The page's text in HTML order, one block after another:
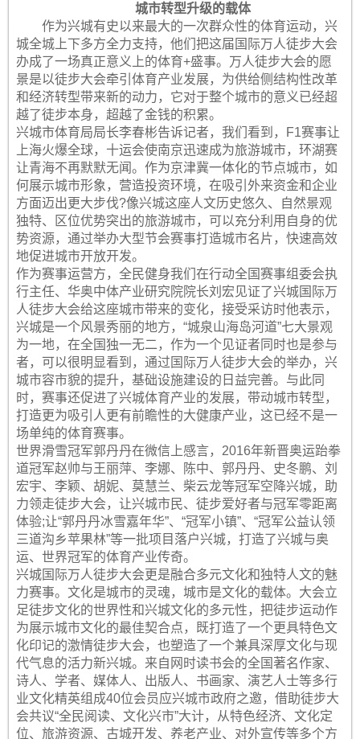
城市转型升级的载体
作为兴城有史以来最大的一次群众性的体育运动，兴
城全城上下多方全力支持，他们把这届国际万人徒步大会
办成了一场真正意义上的体育+盛事。万人徒步大会的愿
景是以徒步大会牵引体育产业发展，为供给侧结构性改革
和经济转型带来新的动力，它对于整个城市的意义已经超
越了徒步本身，超越了金钱的积累。
兴城市体育局局长李春彬告诉记者，我们看到，F1赛事让
上海火爆全球，十运会使南京迅速成为旅游城市，环湖赛
让青海不再默默无闻。作为京津冀一体化的节点城市，如
何展示城市形象，营造投资环境，在吸引外来资金和企业
方面迈出更大步伐?像兴城这座人文历史悠久、自然景观
独特、区位优势突出的旅游城市，可以充分利用自身的优
势资源，通过举办大型节会赛事打造城市名片，快速高效
地促进城市开放开发。
作为赛事运营方，全民健身我们在行动全国赛事组委会执
行主任、华奥中体产业研究院院长刘宏见证了兴城国际万
人徒步大会给这座城市带来的变化，接受采访时他表示，
兴城是一个风景秀丽的地方，“城泉山海岛河道”七大景观
为一地，在全国独一无二，作为一个见证者同时也是参与
者，可以很明显看到，通过国际万人徒步大会的举办，兴
城市容市貌的提升，基础设施建设的日益完善。与此同
时，赛事还促进了兴城体育产业的发展，带动城市转型，
打造更为吸引人更有前瞻性的大健康产业，这已经不是一
场单纯的体育赛事。
世界滑雪冠军郭丹丹在微信上感言，2016年新晋奥运跆拳
道冠军赵帅与王丽萍、李娜、陈中、郭丹丹、史冬鹏、刘
宏宇、李颖、胡妮、莫慧兰、柴云龙等冠军空降兴城，助
力领走徒步大会，让兴城市民、徒步爱好者与冠军零距离
体验;让“郭丹丹冰雪嘉年华”、“冠军小镇”、“冠军公益认领
三道沟乡苹果林”等一批项目落户兴城，打造了兴城与奥
运、世界冠军的体育产业传奇。
兴城国际万人徒步大会更是融合多元文化和独特人文的魅
力赛事。文化是城市的灵魂，城市是文化的载体。大会立
足徒步文化的世界性和兴城文化的多元性，把徒步运动作
为展示城市文化的最佳契合点，既打造了一个更具特色文
化印记的激情徒步大会，也塑造了一个兼具深厚文化与现
代气息的活力新兴城。来自网时读书会的全国著名作家、
诗人、学者、媒体人、出版人、书画家、演艺人士等多行
业文化精英组成40位会员应兴城市政府之邀，借助徒步大
会共议“全民阅读、文化兴市”大计，从特色经济、文化定
位、旅游资源、古城开发、养老产业、对外宣传等多个方